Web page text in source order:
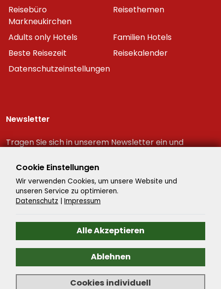
Reisebüro
Markneukirchen
Reisethemen
Adults only Hotels
Familien Hotels
Beste Reisezeit
Reisekalender
Datenschutzeinstellungen
Newsletter
Tragen Sie sich in unserem Newsletter ein und
Reiseschnäppchen!
2026- Reisenavigator - Alle Rechte vorbehalten. -
Cookie Einstellungen
Wir verwenden Cookies, um unsere Website und
unseren Service zu optimieren.
Datenschutz | Impressum
Alle Akzeptieren
Ablehnen
Cookies individuell